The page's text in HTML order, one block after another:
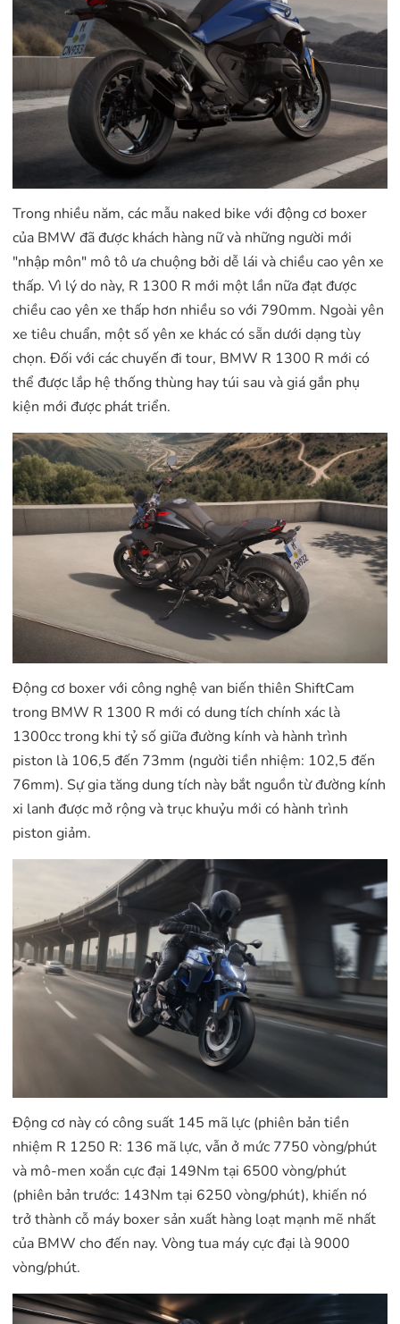
Trong nhiều năm, các mẫu naked bike với động cơ boxer
của BMW đã được khách hàng nữ và những người mới
"nhập môn" mô tô ưa chuộng bởi dễ lái và chiều cao yên xe
thấp. Vì lý do này, R 1300 R mới một lần nữa đạt được
chiều cao yên xe thấp hơn nhiều so với 790mm. Ngoài yên
xe tiêu chuẩn, một số yên xe khác có sẵn dưới dạng tùy
chọn. Đối với các chuyến đi tour, BMW R 1300 R mới có
thể được lắp hệ thống thùng hay túi sau và giá gắn phụ
kiện mới được phát triển.
Động cơ boxer với công nghệ van biến thiên ShiftCam
trong BMW R 1300 R mới có dung tích chính xác là
1300cc trong khi tỷ số giữa đường kính và hành trình
piston là 106,5 đến 73mm (người tiền nhiệm: 102,5 đến
76mm). Sự gia tăng dung tích này bắt nguồn từ đường kính
xi lanh được mở rộng và trục khuỷu mới có hành trình
piston giảm.
Động cơ này có công suất 145 mã lực (phiên bản tiền
nhiệm R 1250 R: 136 mã lực, vẫn ở mức 7750 vòng/phút
và mô-men xoắn cực đại 149Nm tại 6500 vòng/phút
(phiên bản trước: 143Nm tại 6250 vòng/phút), khiến nó
trở thành cỗ máy boxer sản xuất hàng loạt mạnh mẽ nhất
của BMW cho đến nay. Vòng tua máy cực đại là 9000
vòng/phút.